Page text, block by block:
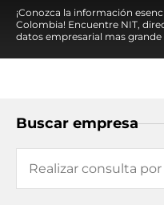
¡Conozca la información
Colombia! Encuentre NIT,
datos empresarial mas grande
Buscar empresa